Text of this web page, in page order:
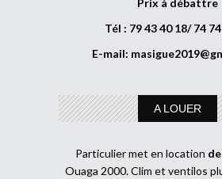
Prix à débattre
Tél : 79 43 40 18/ 74
E-mail:
A LOUER
Particulier met en location
Ouaga 2000. Clim et ventilos